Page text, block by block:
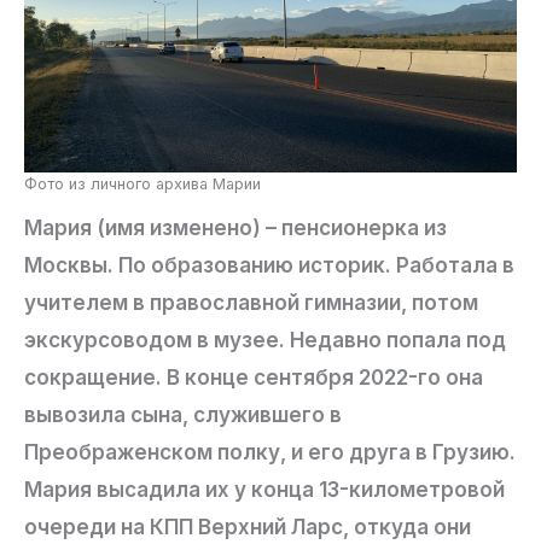
Фото из личного архива Марии
Мария (имя изменено) – пенсионерка из
Москвы. По образованию историк. Работала в
учителем в православной гимназии, потом
экскурсоводом в музее. Недавно попала под
сокращение. В конце сентября 2022-го она
вывозила сына, служившего в
Преображенском полку, и его друга в Грузию.
Мария высадила их у конца 13-километровой
очереди на КПП Верхний Ларс, откуда они